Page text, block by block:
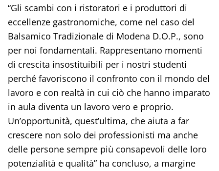
“Gli scambi con i ristoratori e i produttori di
eccellenze gastronomiche, come nel caso del
Balsamico Tradizionale di Modena D.O.P., sono
per noi fondamentali. Rappresentano momenti
di crescita insostituibili per i nostri studenti
perché favoriscono il confronto con il mondo del
lavoro e con realtà in cui ciò che hanno imparato
in aula diventa un lavoro vero e proprio.
Un’opportunità, quest’ultima, che aiuta a far
crescere non solo dei professionisti ma anche
delle persone sempre più consapevoli delle loro
potenzialità e qualità” ha concluso, a margine